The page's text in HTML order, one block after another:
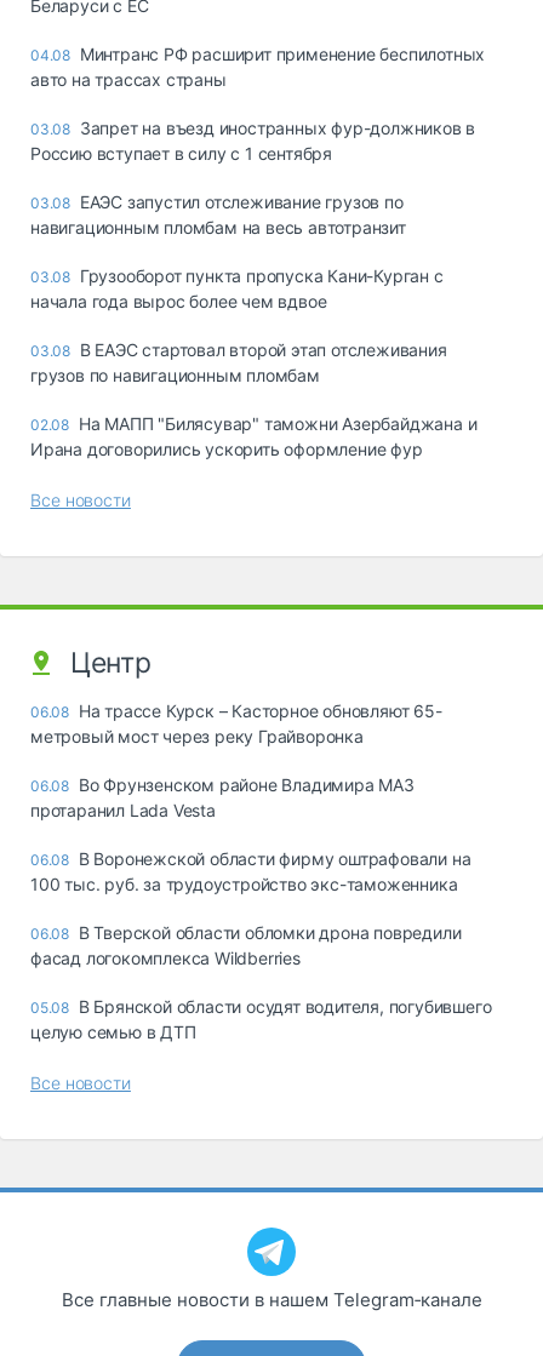
Беларуси с ЕС
04.08 Минтранс РФ расширит применение беспилотных
авто на трассах страны
03.08 Запрет на въезд иностранных фур-должников в
Россию вступает в силу с 1 сентября
03.08 ЕАЭС запустил отслеживание грузов по
навигационным пломбам на весь автотранзит
03.08 Грузооборот пункта пропуска Кани-Курган с
начала года вырос более чем вдвое
03.08 В ЕАЭС стартовал второй этап отслеживания
грузов по навигационным пломбам
02.08 На МАПП "Билясувар" таможни Азербайджана и
Ирана договорились ускорить оформление фур
Все новости
Центр
06.08 На трассе Курск – Касторное обновляют 65-
метровый мост через реку Грайворонка
06.08 Во Фрунзенском районе Владимира МАЗ
протаранил Lada Vesta
06.08 В Воронежской области фирму оштрафовали на
100 тыс. руб. за трудоустройство экс-таможенника
06.08 В Тверской области обломки дрона повредили
фасад логокомплекса Wildberries
05.08 В Брянской области осудят водителя, погубившего
целую семью в ДТП
Все новости
Все главные новости в нашем Telegram‑канале